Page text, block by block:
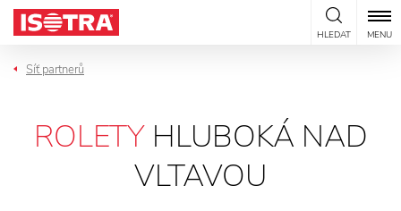
Přeskočit na obsah
HLEDAT MENU
Síť partnerů
ROLETYHLUBOKÁ NAD
VLTAVOU